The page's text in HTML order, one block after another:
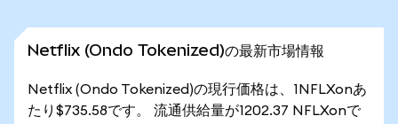
Netflix (Ondo Tokenized)の最新市場情報
Netflix (Ondo Tokenized)の現行価格は、1NFLXonあ
たり$735.58です。 流通供給量が1202.37 NFLXonで